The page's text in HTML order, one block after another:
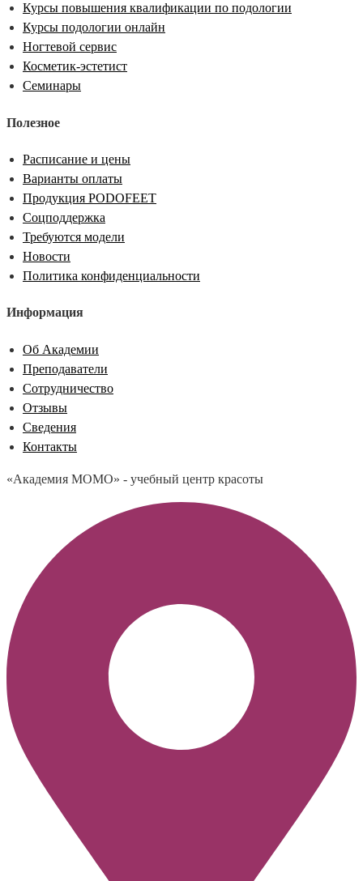
Курсы повышения квалификации по подологии
Курсы подологии онлайн
Ногтевой сервис
Косметик-эстетист
Семинары
Полезное
Расписание и цены
Варианты оплаты
Продукция PODOFEET
Соцподдержка
Требуются модели
Новости
Политика конфиденциальности
Информация
Об Академии
Преподаватели
Сотрудничество
Отзывы
Сведения
Контакты
«Академия МОМО» - учебный центр красоты